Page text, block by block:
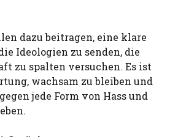
dazu beitragen, eine klare
Ideologien zu senden, die
zu spalten versuchen. Es ist
wachsam zu bleiben und
jede Form von Hass und